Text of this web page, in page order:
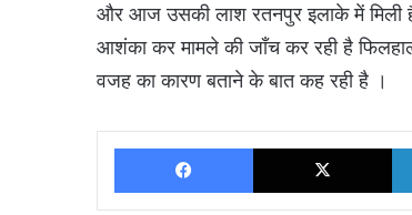
और आज उसकी लाश रतनपुर इलाके में मिली
आशंका कर मामले की जाँच कर रही है
वजह का कारण बताने के बात कह रही है ।
Facebook X